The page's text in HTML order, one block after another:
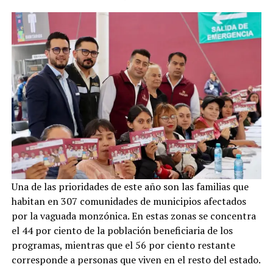
Una de las prioridades de este año son las familias que
habitan en 307 comunidades de municipios afectados
por la vaguada monzónica. En estas zonas se concentra
el 44 por ciento de la población beneficiaria de los
programas, mientras que el 56 por ciento restante
corresponde a personas que viven en el resto del estado.